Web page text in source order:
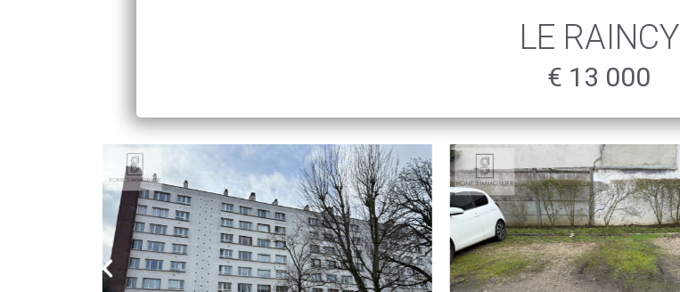
LE RAINCY
€ 13 000